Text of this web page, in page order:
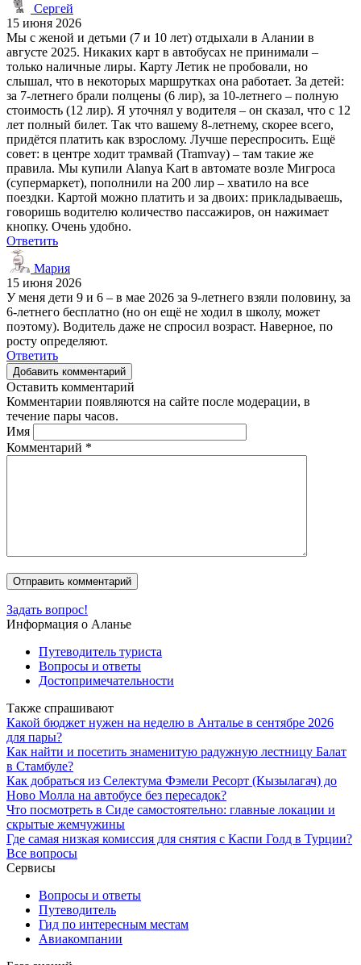
Сергей
15 июня 2026
Мы с женой и детьми (7 и 10 лет) отдыхали в Алании в
августе 2025. Никаких карт в автобусах не принимали –
только наличные лиры. Карту Летик не пробовали, но
слышал, что в некоторых маршрутках она работает. За детей:
за 7-летнего брали полцены (6 лир), за 10-летнего – полную
стоимость (12 лир). Я уточнял у водителя – он сказал, что с 12
лет полный билет. Так что вашему 8-летнему, скорее всего,
придётся платить как взрослому. Лучше переспросить. Ещё
совет: в центре ходит трамвай (Tramvay) – там такие же
правила. Мы купили Alanya Kart в автомате возле Мигроса
(супермаркет), пополнили на 200 лир – хватило на все
поездки. Картой можно платить и за двоих: прикладываешь,
говоришь водителю количество пассажиров, он нажимает
кнопку. Очень удобно.
Ответить
Мария
15 июня 2026
У меня дети 9 и 6 – в мае 2026 за 9-летнего взяли половину, за
6-летнего бесплатно (но он ещё не ходил в школу, может
поэтому). Водитель даже не спросил возраст. Наверное, по
росту определяют.
Ответить
Добавить комментарий
Оставить комментарий
Комментарии появляются на сайте после модерации, в
течение пары часов.
Имя
Комментарий *
Задать вопрос!
Информация о Аланье
Путеводитель туриста
Вопросы и ответы
Достопримечательности
Также спрашивают
Какой бюджет нужен на неделю в Анталье в сентябре 2026
для пары?
Как найти и посетить знаменитую радужную лестницу Балат
в Стамбуле?
Как добраться из Селектума Фэмели Ресорт (Кызылагач) до
Ново Молла на автобусе без пересадок?
Что посмотреть в Сиде самостоятельно: главные локации и
скрытые жемчужины
Где самая низкая комиссия для снятия с Каспи Голд в Турции?
Все вопросы
Сервисы
Вопросы и ответы
Путеводитель
Гид по интересным местам
Авиакомпании